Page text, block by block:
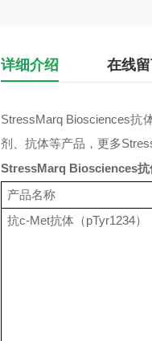
详细介绍 在线
StressMarq Biosciences抗
剂、抗体等产品，更多
StressMarq Biosciences抗
产品名称
抗c-Met抗体（pTyr1234）